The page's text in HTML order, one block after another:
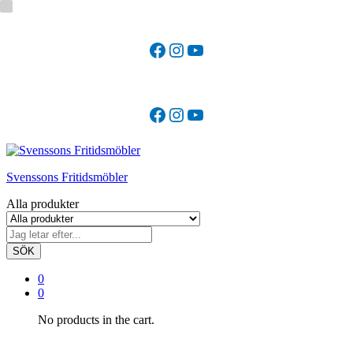
Facebook
Instagram
YouTube
Facebook
Instagram
YouTube
Svenssons Fritidsmöbler
Alla produkter
SÖK
0
0
No products in the cart.